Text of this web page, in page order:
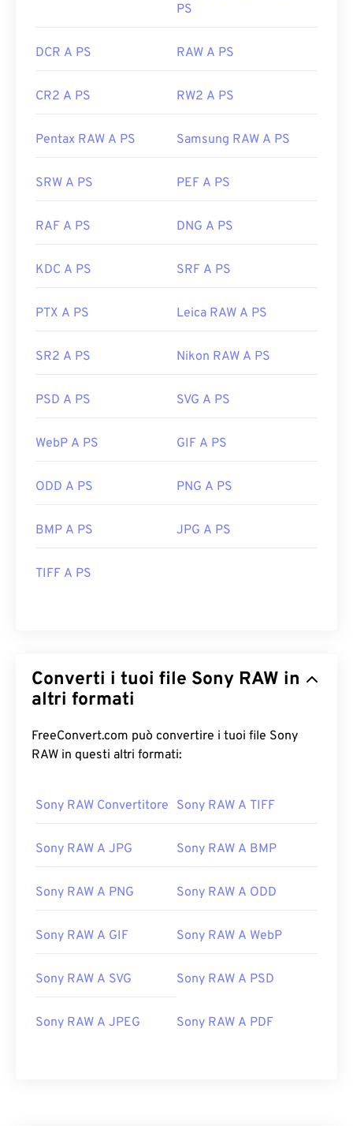
PS
DCR A PS RAW A PS
CR2 A PS RW2 A PS
Pentax RAW A PS Samsung RAW A PS
SRW A PS PEF A PS
RAF A PS DNG A PS
KDC A PS SRF A PS
PTX A PS Leica RAW A PS
SR2 A PS Nikon RAW A PS
PSD A PS SVG A PS
WebP A PS GIF A PS
ODD A PS PNG A PS
BMP A PS JPG A PS
TIFF A PS
Converti i tuoi file Sony RAW in
altri formati
FreeConvert.com può convertire i tuoi file Sony
RAW in questi altri formati:
Sony RAW Convertitore Sony RAW A TIFF
Sony RAW A JPG Sony RAW A BMP
Sony RAW A PNG Sony RAW A ODD
Sony RAW A GIF Sony RAW A WebP
Sony RAW A SVG Sony RAW A PSD
Sony RAW A JPEG Sony RAW A PDF